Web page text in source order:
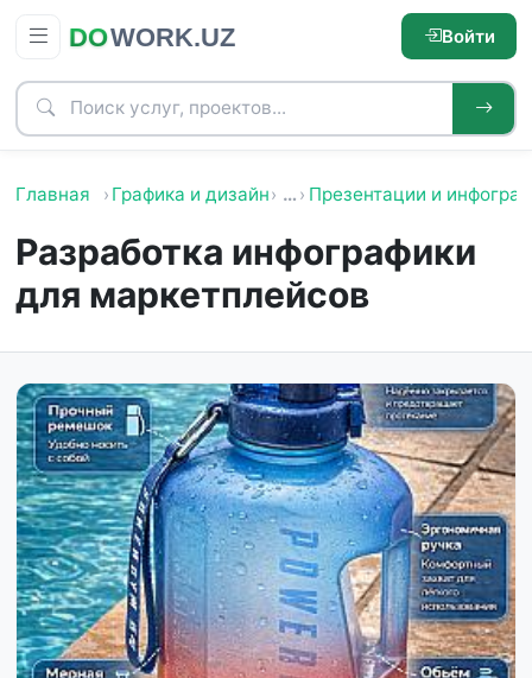
Войти
Главная Графика и дизайн … Презентации и
Разработка инфографики
для маркетплейсов